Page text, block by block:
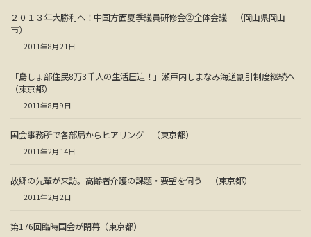
２０１３年大勝利へ！中国方面夏季議員研修会②全体会議 （岡山県岡山
市）
2011年8月21日
「島しょ部住民8万3千人の生活圧迫！」瀬戸内しまなみ海道割引制度継続へ
（東京都）
2011年8月9日
国会事務所で各部局からヒアリング （東京都）
2011年2月14日
故郷の先輩が来訪。高齢者介護の課題・要望を伺う （東京都）
2011年2月2日
第176回臨時国会が閉幕（東京都）